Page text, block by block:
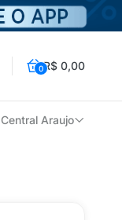
0R$ 0,00
Central Araujo